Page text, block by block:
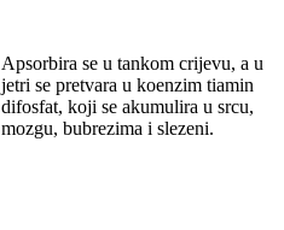
Apsorbira se u tankom crijevu, a u
jetri se pretvara u koenzim tiamin
difosfat, koji se akumulira u srcu,
mozgu, bubrezima i slezeni.